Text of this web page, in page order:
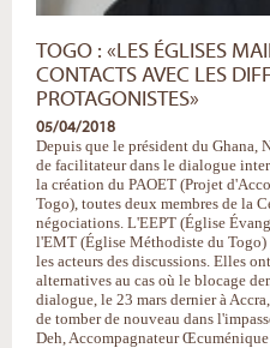
TOGO : «LES ÉGLISES
CONTACTS AVEC LES
PROTAGONISTES»
05/04/2018
Depuis que le président du Ghana,
de facilitateur dans le dialogue
la création du PAOET (Projet
Togo), toutes deux membres de la
négociations. L'EEPT (Église
l'EMT (Église Méthodiste du Togo)
les acteurs des discussions. Elles
alternatives au cas où le blocage
dialogue, le 23 mars dernier à
de tomber de nouveau dans
Deh, Accompagnateur